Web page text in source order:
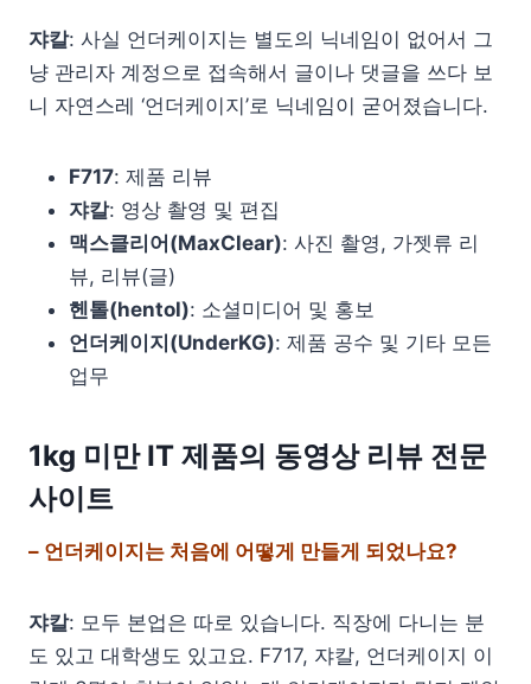
쟈칼: 사실 언더케이지는 별도의 닉네임이 없어서 그
냥 관리자 계정으로 접속해서 글이나 댓글을 쓰다 보
니 자연스레 ‘언더케이지’로 닉네임이 굳어졌습니다.
F717: 제품 리뷰
쟈칼: 영상 촬영 및 편집
맥스클리어(MaxClear): 사진 촬영, 가젯류 리
뷰, 리뷰(글)
헨톨(hentol): 소셜미디어 및 홍보
언더케이지(UnderKG): 제품 공수 및 기타 모든
업무
1kg 미만 IT 제품의 동영상 리뷰 전문
사이트
– 언더케이지는 처음에 어떻게 만들게 되었나요?
쟈칼: 모두 본업은 따로 있습니다. 직장에 다니는 분
도 있고 대학생도 있고요. F717, 쟈칼, 언더케이지 이